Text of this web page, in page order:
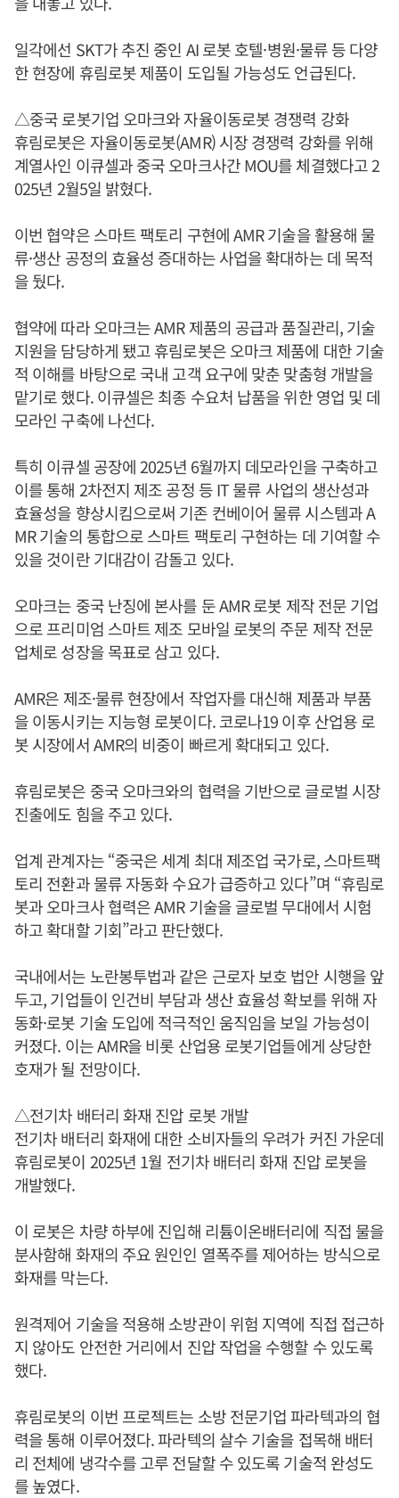
일각에선 SKT가 추진 중인 AI 로봇 호텔·병원·물류 등 다양
한 현장에 휴림로봇 제품이 도입될 가능성도 언급된다.
△중국 로봇기업 오마크와 자율이동로봇 경쟁력 강화
휴림로봇은 자율이동로봇(AMR) 시장 경쟁력 강화를 위해
계열사인 이큐셀과 중국 오마크사간 MOU를 체결했다고 2
025년 2월5일 밝혔다.
이번 협약은 스마트 팩토리 구현에 AMR 기술을 활용해 물
류·생산 공정의 효율성 증대하는 사업을 확대하는 데 목적
을 뒀다.
협약에 따라 오마크는 AMR 제품의 공급과 품질관리, 기술
지원을 담당하게 됐고 휴림로봇은 오마크 제품에 대한 기술
적 이해를 바탕으로 국내 고객 요구에 맞춘 맞춤형 개발을
맡기로 했다. 이큐셀은 최종 수요처 납품을 위한 영업 및 데
모라인 구축에 나선다.
특히 이큐셀 공장에 2025년 6월까지 데모라인을 구축하고
이를 통해 2차전지 제조 공정 등 IT 물류 사업의 생산성과
효율성을 향상시킴으로써 기존 컨베이어 물류 시스템과 A
MR 기술의 통합으로 스마트 팩토리 구현하는 데 기여할 수
있을 것이란 기대감이 감돌고 있다.
오마크는 중국 난징에 본사를 둔 AMR 로봇 제작 전문 기업
으로 프리미엄 스마트 제조 모바일 로봇의 주문 제작 전문
업체로 성장을 목표로 삼고 있다.
AMR은 제조·물류 현장에서 작업자를 대신해 제품과 부품
을 이동시키는 지능형 로봇이다. 코로나19 이후 산업용 로
봇 시장에서 AMR의 비중이 빠르게 확대되고 있다.
휴림로봇은 중국 오마크와의 협력을 기반으로 글로벌 시장
진출에도 힘을 주고 있다.
업계 관계자는 “중국은 세계 최대 제조업 국가로, 스마트팩
토리 전환과 물류 자동화 수요가 급증하고 있다”며 “휴림로
봇과 오마크사 협력은 AMR 기술을 글로벌 무대에서 시험
하고 확대할 기회”라고 판단했다.
국내에서는 노란봉투법과 같은 근로자 보호 법안 시행을 앞
두고, 기업들이 인건비 부담과 생산 효율성 확보를 위해 자
동화·로봇 기술 도입에 적극적인 움직임을 보일 가능성이
커졌다. 이는 AMR을 비롯 산업용 로봇기업들에게 상당한
호재가 될 전망이다.
△전기차 배터리 화재 진압 로봇 개발
전기차 배터리 화재에 대한 소비자들의 우려가 커진 가운데
휴림로봇이 2025년 1월 전기차 배터리 화재 진압 로봇을
개발했다.
이 로봇은 차량 하부에 진입해 리튬이온배터리에 직접 물을
분사함해 화재의 주요 원인인 열폭주를 제어하는 방식으로
화재를 막는다.
원격제어 기술을 적용해 소방관이 위험 지역에 직접 접근하
지 않아도 안전한 거리에서 진압 작업을 수행할 수 있도록
했다.
휴림로봇의 이번 프로젝트는 소방 전문기업 파라텍과의 협
력을 통해 이루어졌다. 파라텍의 살수 기술을 접목해 배터
리 전체에 냉각수를 고루 전달할 수 있도록 기술적 완성도
를 높였다.